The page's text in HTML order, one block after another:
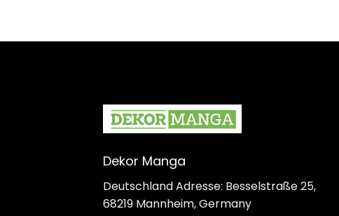
Dekor Manga
Deutschland Adresse: Besselstraße 25,
68219 Mannheim, Germany